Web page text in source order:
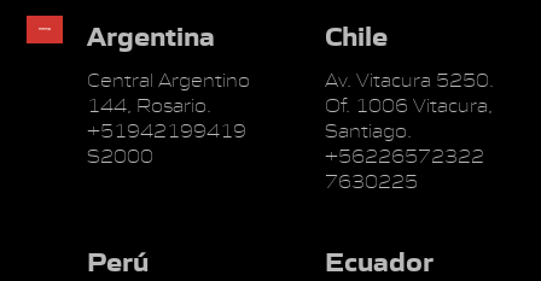
Argentina
Central Argentino
144, Rosario.
+51942199419
S2000
Chile
Av. Vitacura 5250.
Of. 1006 Vitacura,
Santiago.
+56226572322
7630225
Perú Ecuador